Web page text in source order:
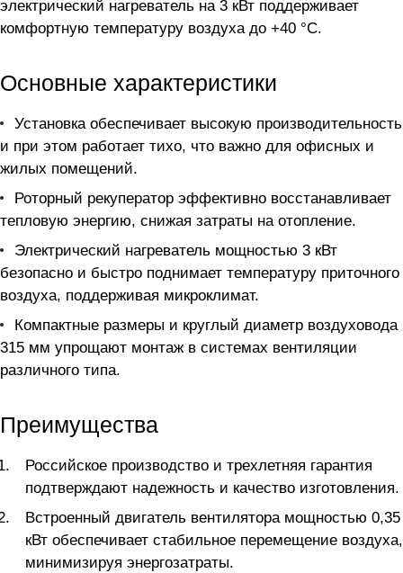
электрический нагреватель на 3 кВт поддерживает
комфортную температуру воздуха до +40 °C.
Основные характеристики
Установка обеспечивает высокую производительность
и при этом работает тихо, что важно для офисных и
жилых помещений.
Роторный рекуператор эффективно восстанавливает
тепловую энергию, снижая затраты на отопление.
Электрический нагреватель мощностью 3 кВт
безопасно и быстро поднимает температуру приточного
воздуха, поддерживая микроклимат.
Компактные размеры и круглый диаметр воздуховода
315 мм упрощают монтаж в системах вентиляции
различного типа.
Преимущества
Российское производство и трехлетняя гарантия
подтверждают надежность и качество изготовления.
Встроенный двигатель вентилятора мощностью 0,35
кВт обеспечивает стабильное перемещение воздуха,
минимизируя энергозатраты.